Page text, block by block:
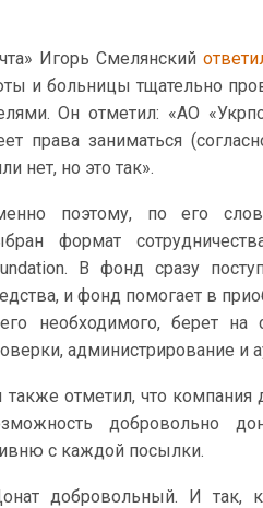
Игорь Смелянский
и больницы тщательно
Он отметил: «АО
права заниматься
нет, но это так».
поэтому, по его
формат
В фонд сразу
и фонд помогает в
необходимого, берет на
администрирование и
также отметил, что компания
добровольно
с каждой посылки.
добровольный. И так,